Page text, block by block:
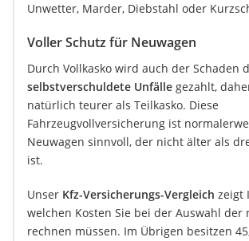
Unwetter, Marder, Diebstahl oder
Voller Schutz für Neuwagen
Durch Vollkasko wird auch der Schaden
selbstverschuldete Unfälle gezahlt,
natürlich teurer als Teilkasko. Diese
Fahrzeugvollversicherung ist
Neuwagen sinnvoll, der nicht älter als
ist.
Unser Kfz-Versicherungs-Vergleich zeigt
welchen Kosten Sie bei der Auswahl der
rechnen müssen. Im Übrigen besitzen